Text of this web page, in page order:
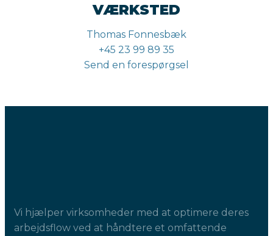
VÆRKSTED
Thomas Fonnesbæk
+45 23 99 89 35
Send en forespørgsel
Vi hjælper virksomheder med at optimere deres
arbejdsflow ved at håndtere et omfattende